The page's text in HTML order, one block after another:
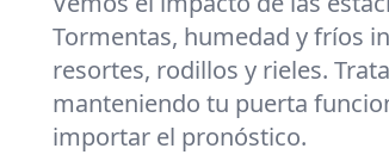
Tormentas, humedad y fríos
resortes, rodillos y rieles.
manteniendo tu puerta
importar el pronóstico.